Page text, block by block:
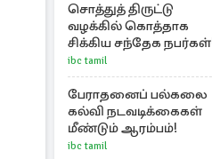
சொத்துத் திருட்டு
வழக்கில் கொத்தாக
சிக்கிய சந்தேக
ibc tamil
பேராதனைப் பல்கலை
கல்வி நடவடிக்கைகள்
மீண்டும் ஆரம்பம்!
ibc tamil